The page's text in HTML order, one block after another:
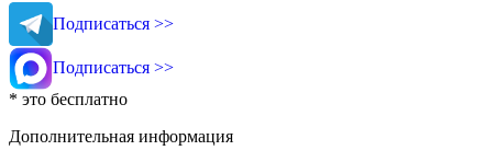
Подписаться >>
Подписаться >>
* это бесплатно
Дополнительная информация